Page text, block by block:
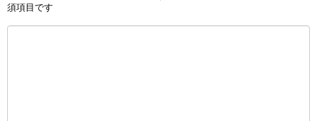
須項目です